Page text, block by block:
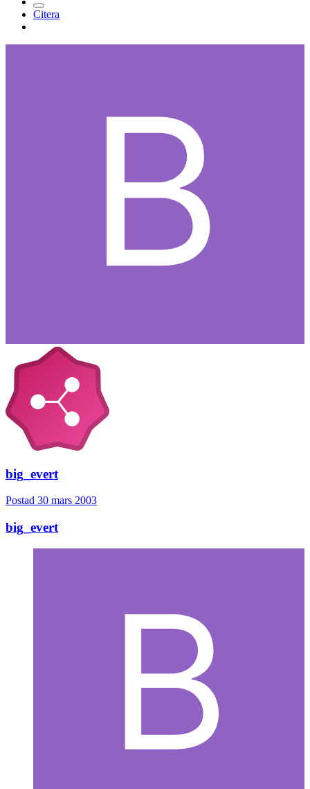
Citera
big_evert
Postad 30 mars 2003
big_evert